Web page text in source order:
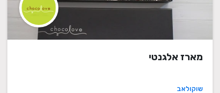
מארז אלגנטי
שוקולאב